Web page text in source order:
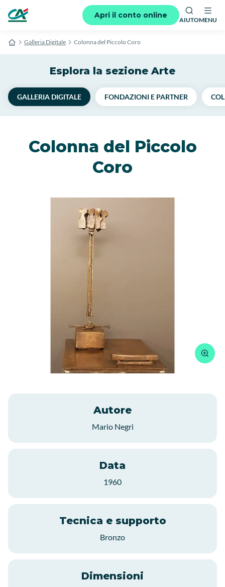
Apri il conto online
AIUTOMENU
Galleria Digitale Colonna del Piccolo Coro
Esplora la sezione Arte
GALLERIA DIGITALE FONDAZIONI E PARTNER
Colonna del Piccolo
Coro
Autore
Mario Negri
Data
1960
Tecnica e supporto
Bronzo
Dimensioni